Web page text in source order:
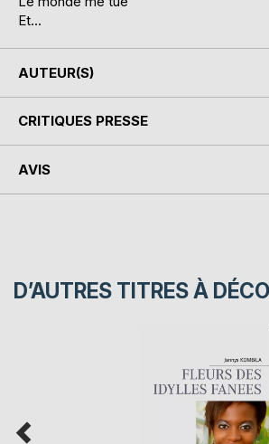
Et…
AUTEUR(S)
CRITIQUES PRESSE
AVIS
D’AUTRES TITRES À